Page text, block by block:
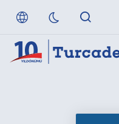
Referanslarımız